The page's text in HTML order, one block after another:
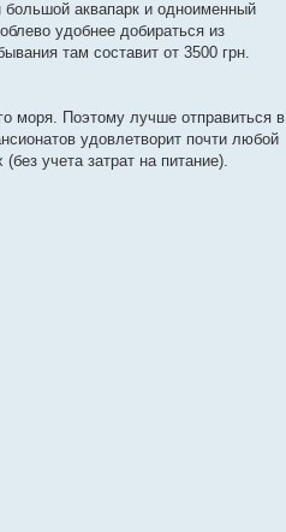
большой аквапарк и одноименный
удобнее добираться из
там составит от 3500 грн.
моря. Поэтому лучше отправиться в
удовлетворит почти любой
учета затрат на питание).